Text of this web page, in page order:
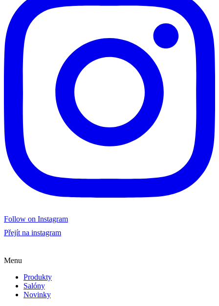
Follow on Instagram
Přejít na instagram
Menu
Produkty
Salóny
Novinky